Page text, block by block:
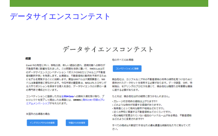
データサイエンスコンテスト